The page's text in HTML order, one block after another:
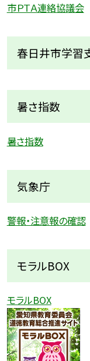
市ＰＴＡ連絡協議会
春日井市学習
暑さ指数
暑さ指数
気象庁
警報・注意報の確認
モラルBOX
モラルBOX